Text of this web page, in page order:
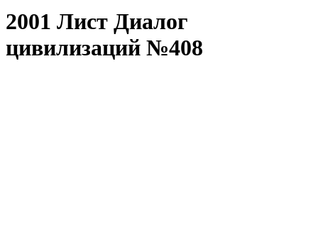
2001 Лист Диалог
цивилизаций №408